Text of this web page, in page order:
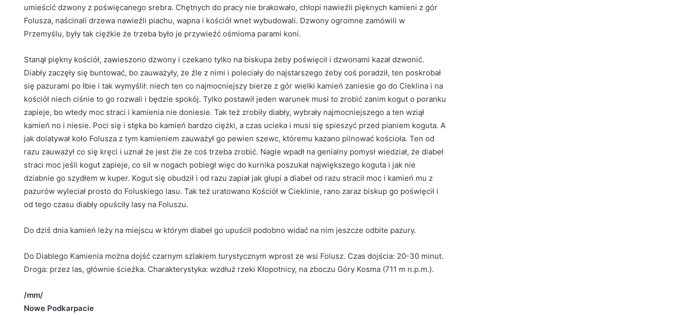
umieścić dzwony z poświęcanego srebra. Chętnych do pracy nie brakowało, chłopi nawieźli pięknych kamieni z gór
Folusza, naścinali drzewa nawieźli piachu, wapna i kościół wnet wybudowali. Dzwony ogromne zamówili w
Przemyślu, były tak ciężkie że trzeba było je przywieźć ośmioma parami koni.
Stanął piękny kościół, zawieszono dzwony i czekano tylko na biskupa żeby poświęcił i dzwonami kazał dzwonić.
Diabły zaczęły się buntować, bo zauważyły, że źle z nimi i poleciały do najstarszego żeby coś poradził, ten poskrobał
się pazurami po łbie i tak wymyślił: niech ten co najmocniejszy bierze z gór wielki kamień zaniesie go do Cieklina i na
kościół niech ciśnie to go rozwali i będzie spokój. Tylko postawił jeden warunek musi to zrobić zanim kogut o poranku
zapieje, bo wtedy moc straci i kamienia nie doniesie. Tak też zrobiły diabły, wybrały najmocniejszego a ten wziął
kamień no i niesie. Poci się i stęka bo kamień bardzo ciężki, a czas ucieka i musi się spieszyć przed pianiem koguta. A
jak dolatywał koło Folusza z tym kamieniem zauważył go pewien szewc, któremu kazano pilnować kościoła. Ten od
razu zauważył co się kręci i uznał że jest źle że coś trzeba zrobić. Nagle wpadł na genialny pomysł wiedział, że diabeł
straci moc jeśli kogut zapieje, co sił w nogach pobiegł więc do kurnika poszukał największego koguta i jak nie
dziabnie go szydłem w kuper. Kogut się obudził i od razu zapiał jak głupi a diabeł od razu stracił moc i kamień mu z
pazurów wyleciał prosto do Foluskiego lasu. Tak też uratowano Kościół w Cieklinie, rano zaraz biskup go poświęcił i
od tego czasu diabły opuściły lasy na Foluszu.
Do dziś dnia kamień leży na miejscu w którym diabeł go upuścił podobno widać na nim jeszcze odbite pazury.
Do Diablego Kamienia można dojść czarnym szlakiem turystycznym wprost ze wsi Folusz. Czas dojścia: 20-30 minut.
Droga: przez las, głównie ścieżka. Charakterystyka: wzdłuż rzeki Kłopotnicy, na zboczu Góry Kosma (711 m n.p.m.).
/mm/
Nowe Podkarpacie